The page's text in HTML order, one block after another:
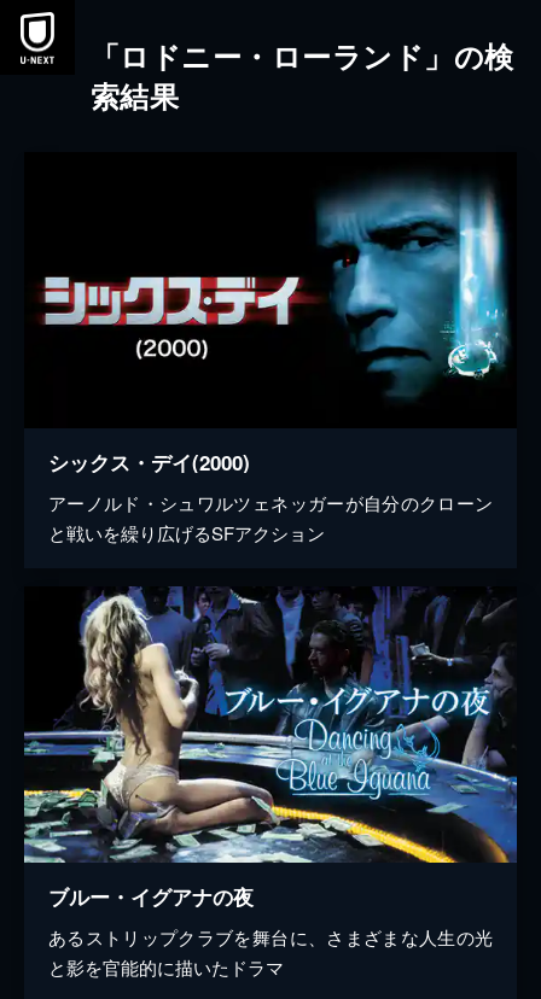
本文へスキップ
「ロドニー・ローランド」の検
索結果
シックス・デイ(2000)
アーノルド・シュワルツェネッガーが自分のクローン
と戦いを繰り広げるSFアクション
ブルー・イグアナの夜
あるストリップクラブを舞台に、さまざまな人生の光
と影を官能的に描いたドラマ